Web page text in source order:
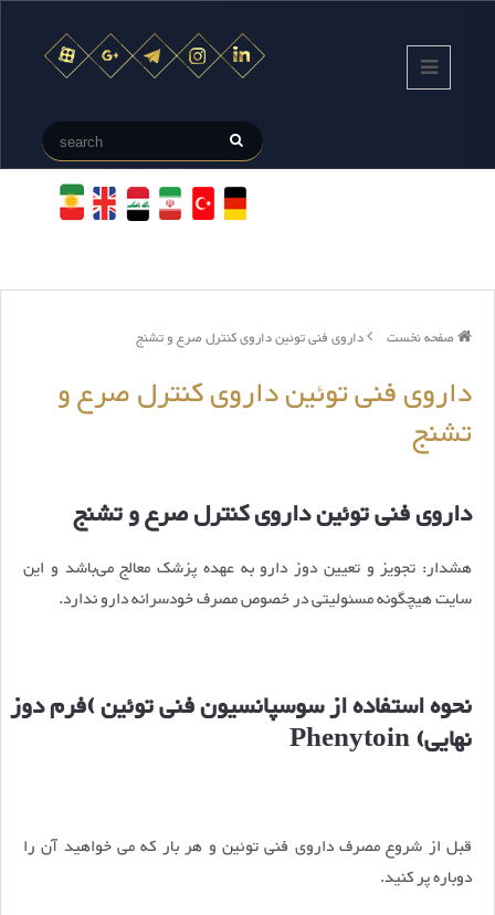
صفحه نخست داروی فنی توئین داروی کنترل صرع و تشنج
داروی فنی توئین داروی کنترل صرع و
تشنج
داروی فنی توئین داروی کنترل صرع و تشنج
هشدار: تجويز و تعيين دوز دارو به عهده پزشک معالج می‌باشد و این
سایت هيچگونه مسئوليتی در خصوص مصرف خودسرانه دارو ندارد.
نحوه استفاده از سوسپانسیون فنی توئین )فرم دوز
نهایی) Phenytoin
قبل از شروع مصرف داروی فنی توئین و هر بار که می خواهید آن را
دوباره پر کنید.